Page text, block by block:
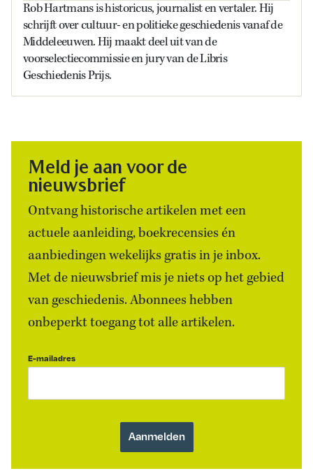
Rob Hartmans is historicus, journalist en vertaler. Hij
schrijft over cultuur- en politieke geschiedenis vanaf de
Middeleeuwen. Hij maakt deel uit van de
voorselectiecommissie en jury van de Libris
Geschiedenis Prijs.
Meld je aan voor de
nieuwsbrief
Ontvang historische artikelen met een
actuele aanleiding, boekrecensies én
aanbiedingen wekelijks gratis in je inbox.
Met de nieuwsbrief mis je niets op het gebied
van geschiedenis. Abonnees hebben
onbeperkt toegang tot alle artikelen.
E-mailadres